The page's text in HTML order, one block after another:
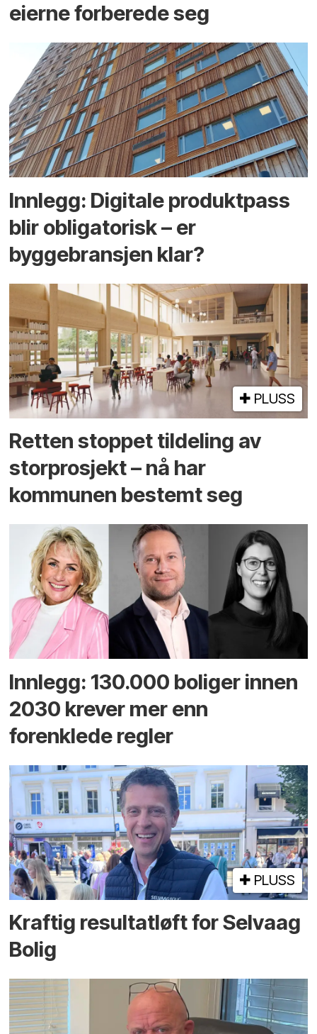
eierne forberede seg
Innlegg: Digitale produktpass
blir obligatorisk – er
byggebransjen klar?
PLUSS
Retten stoppet tildeling av
storprosjekt – nå har
kommunen bestemt seg
Innlegg: 130.000 boliger innen
2030 krever mer enn
forenklede regler
PLUSS
Kraftig resultatløft for Selvaag
Bolig